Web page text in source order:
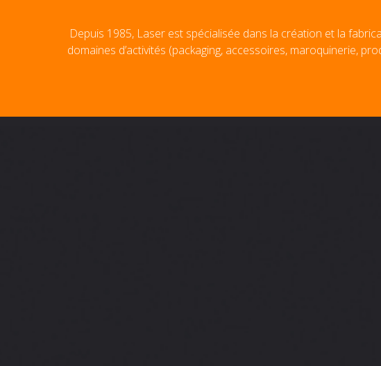
Depuis 1985, Laser est spécialisée dans la création et la
domaines d’activités (packaging, accessoires, maroquinerie,